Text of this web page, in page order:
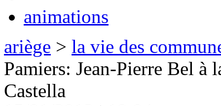
animations
ariège > la vie des
Pamiers: Jean-Pierre Bel à
Castella